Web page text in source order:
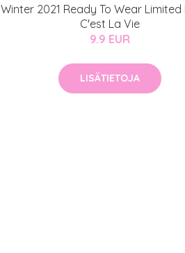
Winter 2021 Ready To Wear Limited
C'est La Vie
9.9 EUR
LISÄTIETOJA